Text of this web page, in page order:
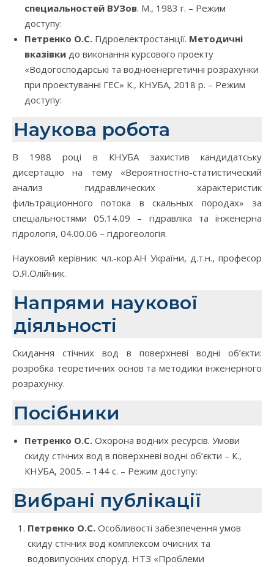
специальностей ВУЗов. М., 1983 г. – Режим
доступу:
Петренко О.С. Гідроелектростанції. Методичні
вказівки до виконання курсового проекту
«Водогосподарські та водноенергетичні розрахунки
при проектуванні ГЕС» К., КНУБА, 2018 р. – Режим
доступу:
Наукова робота
В 1988 році в КНУБА захистив кандидатську
дисертацію на тему «Вероятностно-статистический
анализ гидравлических характеристик
фильтрационного потока в скальных породах» за
спеціальностями 05.14.09 – гідравліка та інженерна
гідрологія, 04.00.06 – гідрогеологія.
Науковий керівник: чл.-кор.АН України, д.т.н., професор
О.Я.Олійник.
Напрями наукової
діяльності
Скидання стічних вод в поверхневі водні об’єкти:
розробка теоретичних основ та методики інженерного
розрахунку.
Посібники
Петренко О.С. Охорона водних ресурсів. Умови
скиду стічних вод в поверхневі водні об’єкти – К.,
КНУБА, 2005. – 144 с. – Режим доступу:
Вибрані публікації
Петренко О.С. Особливості забезпечення умов
скиду стічних вод комплексом очисних та
водовипускних споруд. НТЗ «Проблеми